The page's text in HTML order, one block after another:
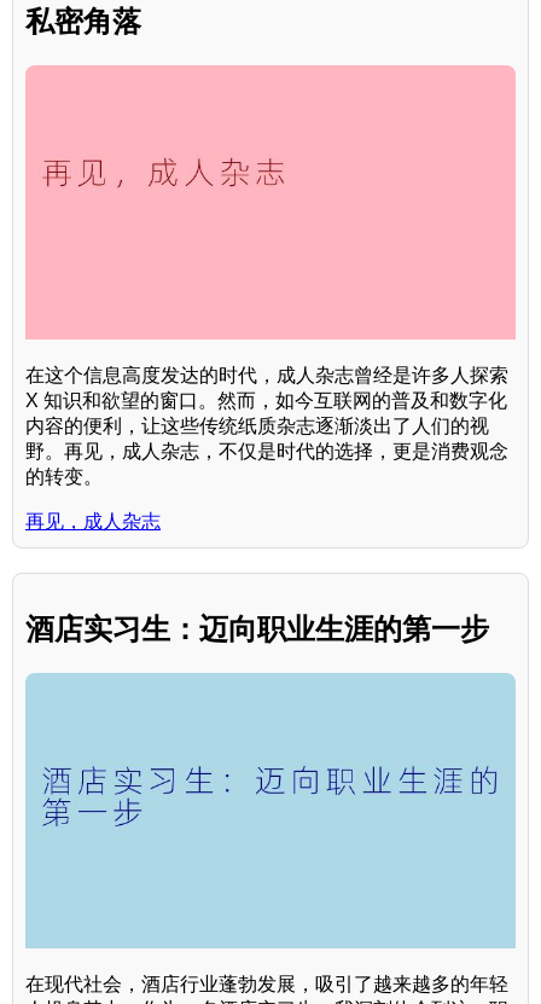
私密角落
在这个信息高度发达的时代，成人杂志曾经是许多人探索
X 知识和欲望的窗口。然而，如今互联网的普及和数字化
内容的便利，让这些传统纸质杂志逐渐淡出了人们的视
野。再见，成人杂志，不仅是时代的选择，更是消费观念
的转变。
再见，成人杂志
酒店实习生：迈向职业生涯的第一步
在现代社会，酒店行业蓬勃发展，吸引了越来越多的年轻